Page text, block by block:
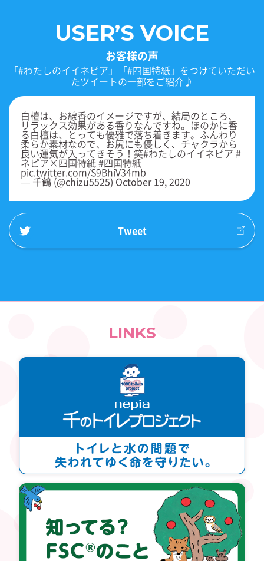
USER’S VOICE
お客様の声
「#わたしのイイネピア」「#四国特紙」をつけていただい
たツイートの一部をご紹介♪
白檀は、お線香のイメージですが、結局のところ、
リラックス効果がある香りなんですね。ほのかに香
る白檀は、とっても優雅で落ち着きます。ふんわり
柔らか素材なので、お尻にも優しく、チャクラから
良い運気が入ってきそう！笑#わたしのイイネピア #
ネピア×四国特紙#四国特紙
pic.twitter.com/S9BhiV34mb
— 千鶴 (@chizu5525) October 19, 2020
Tweet
LINKS